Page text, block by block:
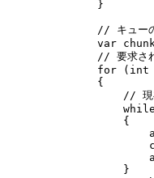
            }
// キュー
var
// 要求され
for (int
            {
// 現在
                {
                }